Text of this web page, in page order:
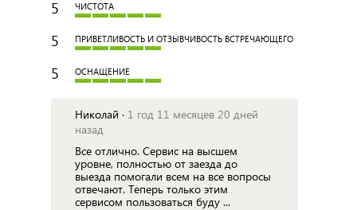
5 ЧИСТОТА
5 ПРИВЕТЛИВОСТЬ И ОТЗЫВЧИВОСТЬ ВСТРЕЧАЮЩЕГО
5 ОСНАЩЕНИЕ
Николай · 1 год 11 месяцев 20 дней
назад
Все отлично. Сервис на высшем
уровне, полностью от заезда до
выезда помогали всем на все вопросы
отвечают. Теперь только этим
сервисом пользоваться буду ...